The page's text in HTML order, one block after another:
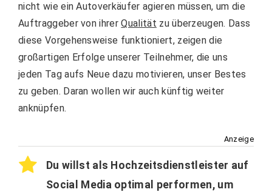
nicht wie ein Autoverkäufer agieren müssen, um die
Auftraggeber von ihrerQualität zu überzeugen. Dass
diese Vorgehensweise funktioniert, zeigen die
großartigen Erfolge unserer Teilnehmer, die uns
jeden Tag aufs Neue dazu motivieren, unser Bestes
zu geben. Daran wollen wir auch künftig weiter
anknüpfen.
Anzeige
Du willst als Hochzeitsdienstleister auf
Social Media optimal performen, um